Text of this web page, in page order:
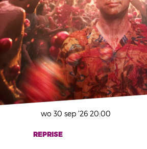
REPRISE
wo 30 sep ’26 20:00